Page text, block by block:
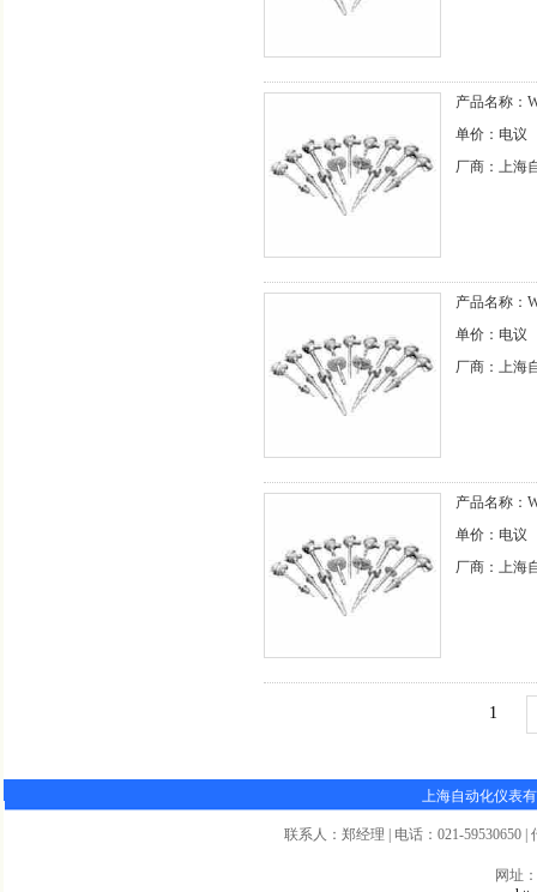
产品名称：
单价：电议
厂商：上海
产品名称：
单价：电议
厂商：上海
产品名称：
单价：电议
厂商：上海
1
上海自动化仪表
联系人：郑经理 | 电话：021-59530650 |
网址：